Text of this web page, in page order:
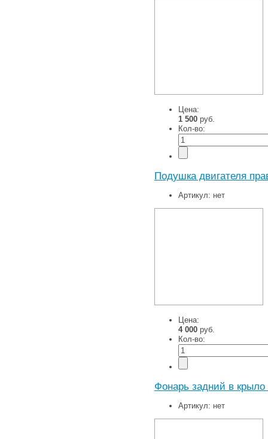
Цена:
1 500 руб.
Кол-во:
Подушка двигателя
Артикул: нет
Цена:
4 000 руб.
Кол-во:
Фонарь задний в
Артикул: нет